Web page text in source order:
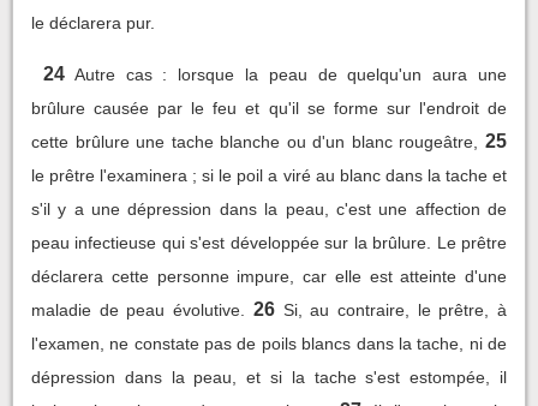
le déclarera pur.
24 Autre cas : lorsque la peau de quelqu'un aura une
brûlure causée par le feu et qu'il se forme sur l'endroit de
cette brûlure une tache blanche ou d'un blanc rougeâtre,
25
le prêtre l'examinera ; si le poil a viré au blanc dans la tache et
s'il y a une dépression dans la peau, c'est une affection de
peau infectieuse qui s'est développée sur la brûlure. Le prêtre
déclarera cette personne impure, car elle est atteinte d'une
maladie de peau évolutive.
26 Si, au contraire, le prêtre, à
l'examen, ne constate pas de poils blancs dans la tache, ni de
dépression dans la peau, et si la tache s'est estompée, il